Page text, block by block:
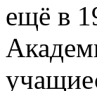
ещё в